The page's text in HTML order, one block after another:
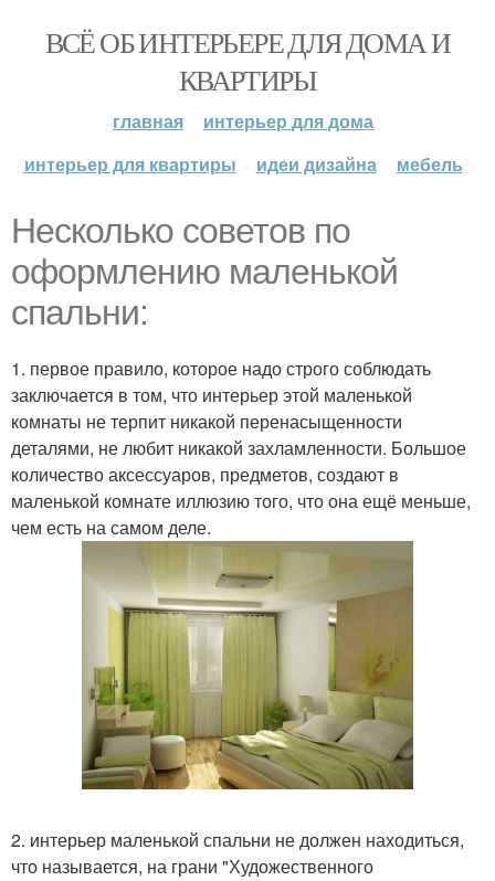
ВСЁ ОБ ИНТЕРЬЕРЕ ДЛЯ ДОМА И
КВАРТИРЫ
главная
интерьер для дома
интерьер для квартиры
идеи дизайна мебель
Несколько советов по
оформлению маленькой
спальни:
1. первое правило, которое надо строго соблюдать
заключается в том, что интерьер этой маленькой
комнаты не терпит никакой перенасыщенности
деталями, не любит никакой захламленности. Большое
количество аксессуаров, предметов, создают в
маленькой комнате иллюзию того, что она ещё меньше,
чем есть на самом деле.
2. интерьер маленькой спальни не должен находиться,
что называется, на грани "Художественного